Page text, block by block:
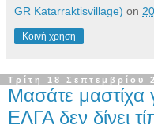
GR Katarraktisvillage) on
Κοινή χρήση
Τρίτη 18 Σεπτεμβρίου
Μασάτε μαστίχα
ΕΛΓΑ δεν δίνει